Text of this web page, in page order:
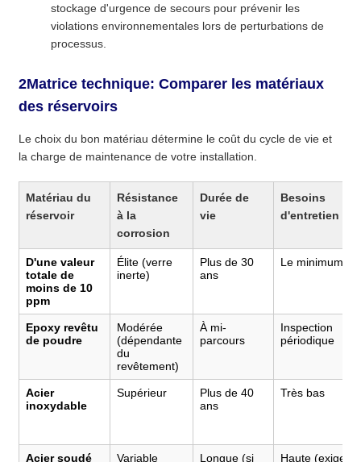
stockage d'urgence de secours pour prévenir les
violations environnementales lors de perturbations de
processus.
2Matrice technique: Comparer les matériaux
des réservoirs
Le choix du bon matériau détermine le coût du cycle de vie et
la charge de maintenance de votre installation.
Matériau du
réservoir
Résistance
à la
corrosion
Durée de
vie
Besoins
d'entretien
D'une valeur
totale de
moins de 10
ppm
Élite (verre
inerte)
Plus de 30
ans
Le minimum
Epoxy revêtu
de poudre
Modérée
(dépendante
du
revêtement)
À mi-
parcours
Inspection
périodique
Acier
inoxydable
Supérieur
Plus de 40
ans
Très bas
Acier soudé Variable Longue (si Haute (exige